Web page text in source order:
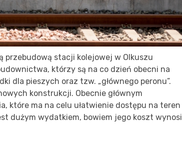
przebudową stacji kolejowej w Olkuszu
którzy są na co dzień obecni na
dla pieszych oraz tzw. „głównego peronu”.
konstrukcji. Obecnie głównym
które ma na celu ułatwienie dostępu na teren
dużym wydatkiem, bowiem jego koszt wynosi